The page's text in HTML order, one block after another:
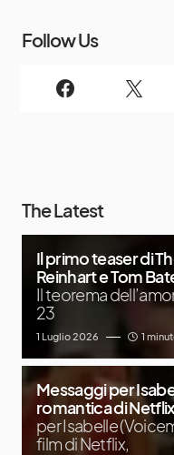
Follow Us
The Latest
Il primo teaser di
Reinhart e Tom
Il teorema
23
1 Luglio 2026 1
Messaggi per
romantica di
per Isabelle
film di Netflix,